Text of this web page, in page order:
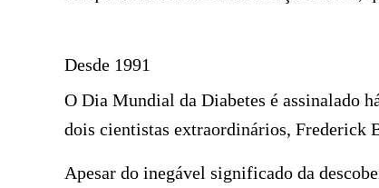
Desde 1991
O Dia Mundial da Diabetes é assinalado
dois cientistas extraordinários, Frederick
Apesar do inegável significado da